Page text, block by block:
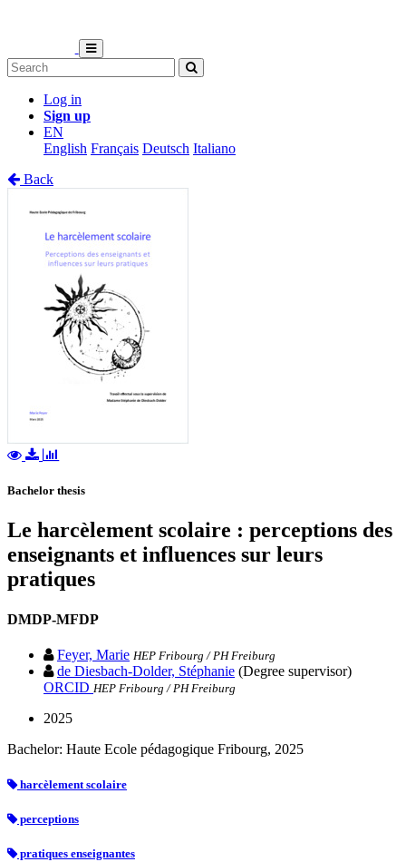
Log in
Sign up
EN
English Français Deutsch Italiano
Back
Bachelor thesis
Le harcèlement scolaire : perceptions des
enseignants et influences sur leurs
pratiques
DMDP-MFDP
Feyer, Marie HEP Fribourg / PH Freiburg
de Diesbach-Dolder, Stéphanie (Degree supervisor)
ORCID HEP Fribourg / PH Freiburg
2025
Bachelor: Haute Ecole pédagogique Fribourg, 2025
harcèlement scolaire
perceptions
pratiques enseignantes